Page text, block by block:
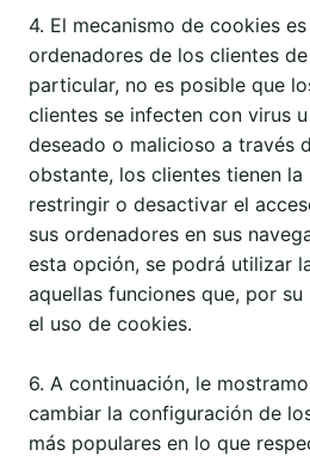
4. El mecanismo de cookies
ordenadores de los clientes
particular, no es posible que
clientes se infecten con virus
deseado o malicioso a través
obstante, los clientes tienen
restringir o desactivar el
sus ordenadores en sus
esta opción, se podrá utilizar
aquellas funciones que, por
el uso de cookies.
6. A continuación, le
cambiar la configuración de
más populares en lo que